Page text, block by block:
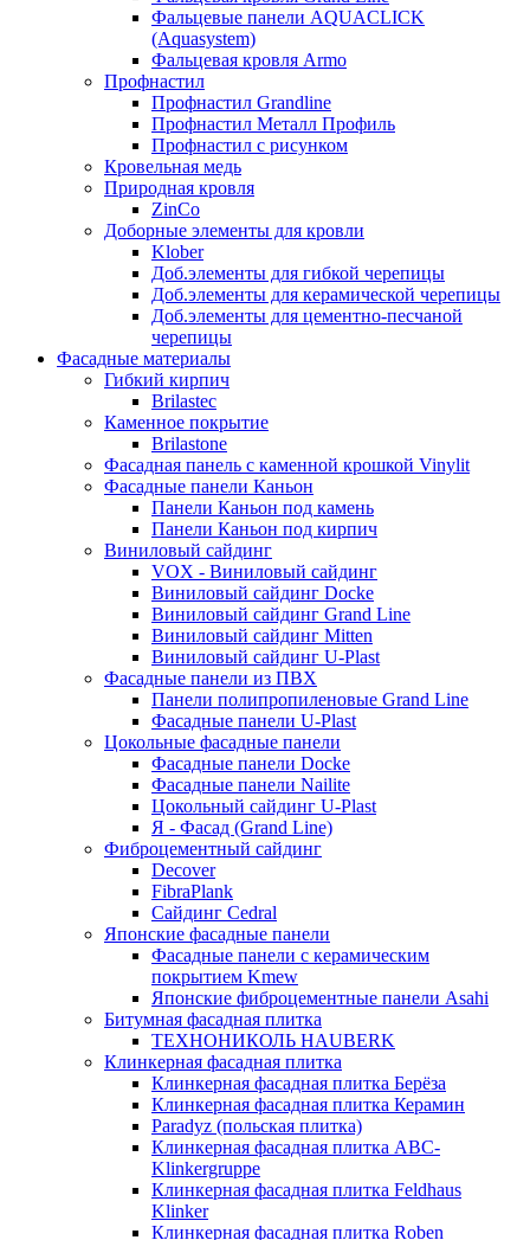
Фальцевые панели AQUACLICK
(Aquasystem)
Фальцевая кровля Armo
Профнастил
Профнастил Grandline
Профнастил Металл Профиль
Профнастил с рисунком
Кровельная медь
Природная кровля
ZinCo
Доборные элементы для кровли
Klober
Доб.элементы для гибкой черепицы
Доб.элементы для керамической черепицы
Доб.элементы для цементно-песчаной
черепицы
Фасадные материалы
Гибкий кирпич
Brilastec
Каменное покрытие
Brilastone
Фасадная панель с каменной крошкой Vinylit
Фасадные панели Каньон
Панели Каньон под камень
Панели Каньон под кирпич
Виниловый сайдинг
VOX - Виниловый сайдинг
Виниловый сайдинг Docke
Виниловый сайдинг Grand Line
Виниловый сайдинг Mitten
Виниловый сайдинг U-Plast
Фасадные панели из ПВХ
Панели полипропиленовые Grand Line
Фасадные панели U-Plast
Цокольные фасадные панели
Фасадные панели Docke
Фасадные панели Nailite
Цокольный сайдинг U-Plast
Я - Фасад (Grand Line)
Фиброцементный сайдинг
Decover
FibraPlank
Сайдинг Cedral
Японские фасадные панели
Фасадные панели с керамическим
покрытием Kmew
Японские фиброцементные панели Asahi
Битумная фасадная плитка
ТЕХНОНИКОЛЬ HAUBERK
Клинкерная фасадная плитка
Клинкерная фасадная плитка Берёза
Клинкерная фасадная плитка Керамин
Paradyz (польская плитка)
Клинкерная фасадная плитка ABC-
Klinkergruppe
Клинкерная фасадная плитка Feldhaus
Klinker
Клинкерная фасадная плитка Roben